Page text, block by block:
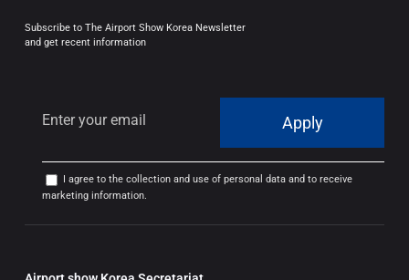
Subscribe to The Airport Show Korea Newsletter
and get recent information
Apply
I agree to the collection and use of personal data and to receive
marketing information.